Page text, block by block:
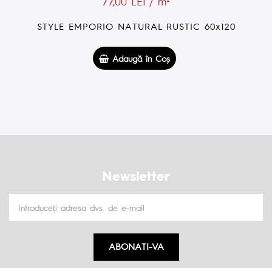
RUSTIC 60x120 EMPORIO SMOKE
Newsletter
ABONATI-VA